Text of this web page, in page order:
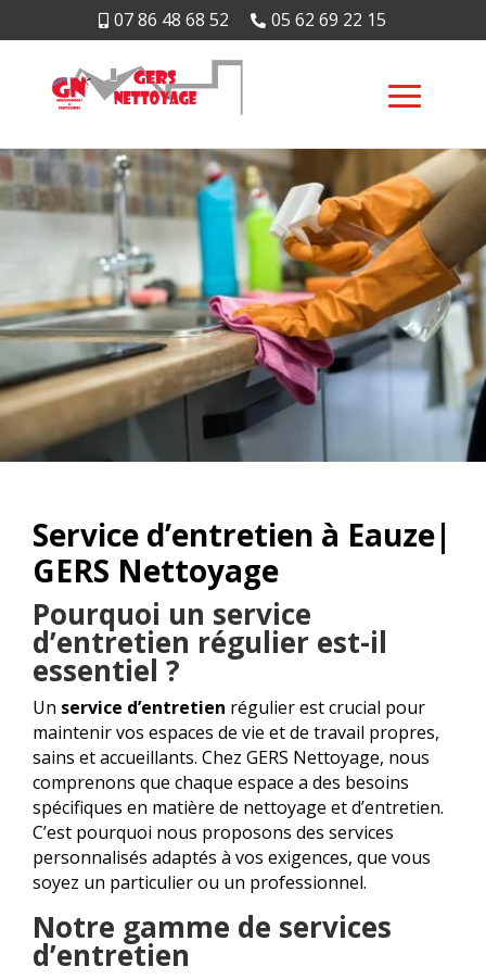
07 86 48 68 52  05 62 69 22 15
Service d’entretien à Eauze|
GERS Nettoyage
Pourquoi un service
d’entretien régulier est-il
essentiel ?
Un service d’entretien régulier est crucial pour
maintenir vos espaces de vie et de travail propres,
sains et accueillants. Chez GERS Nettoyage, nous
comprenons que chaque espace a des besoins
spécifiques en matière de nettoyage et d’entretien.
C’est pourquoi nous proposons des services
personnalisés adaptés à vos exigences, que vous
soyez un particulier ou un professionnel.
Notre gamme de services
d’entretien